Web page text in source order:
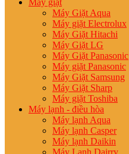
Máy giặt
Máy Giặt Aqua
Máy giặt Electrolux
Máy Giặt Hitachi
Máy Giặt LG
Máy Giặt Panasonic
Máy giặt Panasonic
Máy Giặt Samsung
Máy Giặt Sharp
Máy giặt Toshiba
Máy lạnh - điều hòa
Máy lạnh Aqua
Máy lạnh Casper
Máy lạnh Daikin
Máy Lạnh Dairry